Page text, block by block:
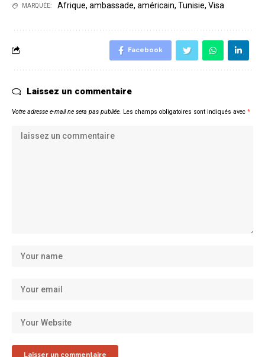
MARQUÉE: Afrique, ambassade, américain, Tunisie, Visa
Facebook
Laissez un commentaire
Votre adresse e-mail ne sera pas publiée. Les champs obligatoires sont indiqués avec *